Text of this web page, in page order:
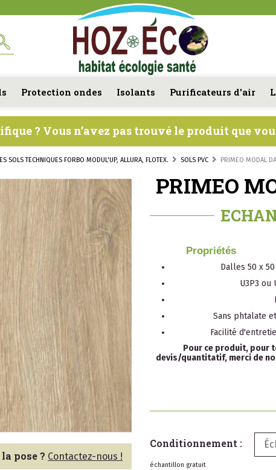
Protection ondes Isolants Purificateurs d'air
? Vous n’avez pas trouvé le produit que
SOLS TECHNIQUES FORBO MODUL'UP, ALLURA, FLOTEX. SOLS PVC PRIMEO MODAL
pose ? Contactez-nous !
PRIMEO
Propriétés
Dalles 50 x
U3P3 ou
Sans phtalate
Facilité
Pour ce produit, pour
devis/quantitatif, merci de
Conditionnement :
échantillon gratuit